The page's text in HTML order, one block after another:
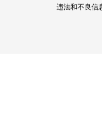
违法和不良信